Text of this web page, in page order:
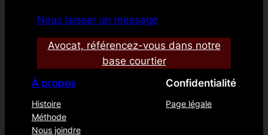
Nous laisser un message
Avocat, référencez-vous dans notre
base courtier
À propos
Histoire
Méthode
Nous joindre
Confidentialité
Page légale